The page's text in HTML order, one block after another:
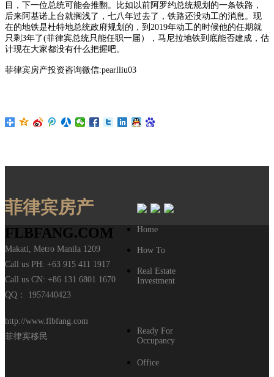
目，下一位总统可能会推翻。比如以前阿罗约总统规划的一条铁路，
后来阿基诺上台就搁浅了，七八年过去了，铁路还没动工的消息。现
在的地铁是杜特地总统政府规划的，到2019年动工的时候他的任期就
只剩3年了(菲律宾总统只能任职一届），马尼拉地铁到底能否建成，估
计现在大家都没有什么把握吧。
菲律宾房产投资咨询微信:pearlliu03
菲律宾房产
FLBFANG.COM
Makati, Metro Manila 1209
Call us PH: +63 915 411 1917
Call us CN: +86 131 6801 1670
QQ： 1957440423
http://www.flbfang.com
菲律宾移民
Home
How To
Real Estate
Investment
Ready For
Occupancy
Office